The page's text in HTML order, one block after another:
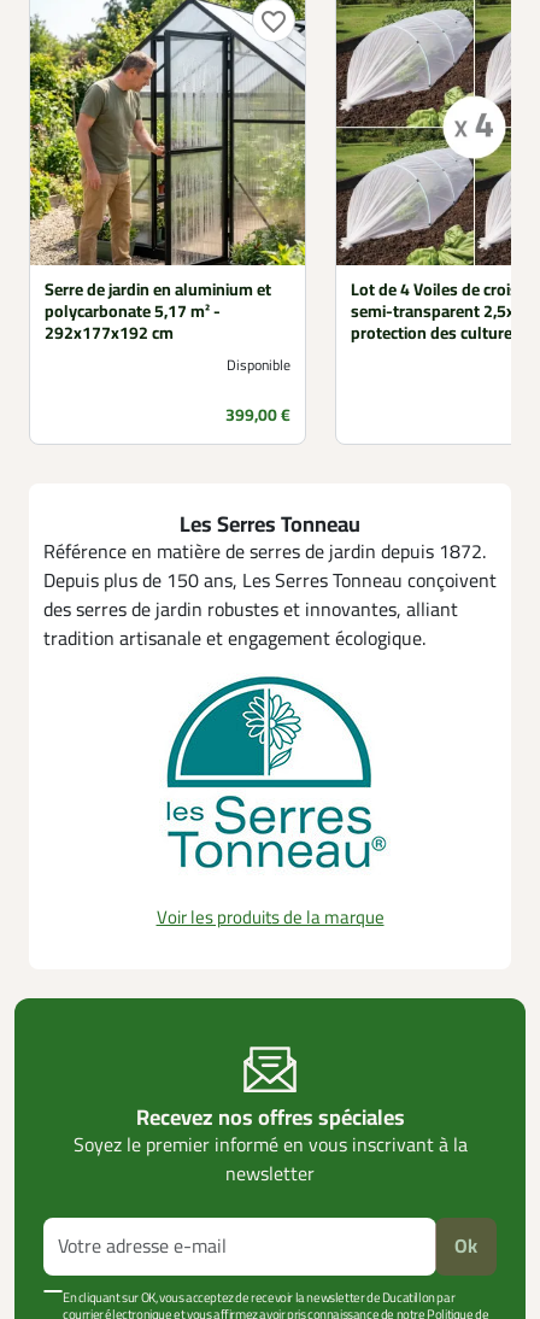
favorite_border
Serre de jardin en aluminium et
polycarbonate 5,17 m² -
292x177x192 cm
Disponible
Prix
399,00 €
Lot de 4 Voiles de
semi-transparent
protection des cultures
Les Serres Tonneau
Référence en matière de serres de jardin depuis 1872.
Depuis plus de 150 ans, Les Serres Tonneau conçoivent
des serres de jardin robustes et innovantes, alliant
tradition artisanale et engagement écologique.
Voir les produits de la marque
Recevez nos offres spéciales
Soyez le premier informé en vous inscrivant à la
newsletter
Ok
En cliquant sur OK, vous acceptez de recevoir la newsletter de Ducatillon par